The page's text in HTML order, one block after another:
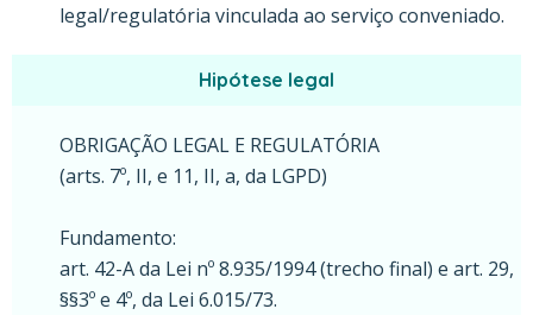
legal/regulatória vinculada ao serviço conveniado.
Hipótese legal
OBRIGAÇÃO LEGAL E REGULATÓRIA
(arts. 7º, II, e 11, II, a, da LGPD)
Fundamento:
art. 42-A da Lei nº 8.935/1994 (trecho final) e art. 29,
§§3º e 4º, da Lei 6.015/73.